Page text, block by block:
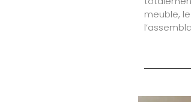
meuble,